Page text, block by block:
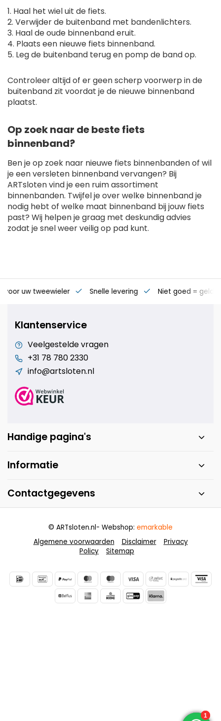
1. Haal het wiel uit de fiets.
2. Verwijder de buitenband met bandenlichters.
3. Haal de oude binnenband eruit.
4. Plaats een nieuwe fiets binnenband.
5. Leg de buitenband terug en pomp de band op.
Controleer altijd of er geen scherp voorwerp in de
buitenband zit voordat je de nieuwe binnenband
plaatst.
Op zoek naar de beste fiets
binnenband?
Ben je op zoek naar nieuwe fiets binnenbanden of wil
je een versleten binnenband vervangen? Bij
ARTsloten vind je een ruim assortiment
binnenbanden. Twijfel je over welke binnenband je
nodig hebt of welke maat binnenband bij jouw fiets
past? Wij helpen je graag met deskundig advies
zodat je snel weer veilig op pad kunt.
voor uw tweewieler Snelle levering Niet goed = geld
Klantenservice
Veelgestelde vragen
+31 78 780 2330
info@artsloten.nl
Handige pagina's
Informatie
Contactgegevens
Algemene voorwaarden Disclaimer
Privacy
Policy
Sitemap
© ARTsloten.nl- Webshop: emarkable